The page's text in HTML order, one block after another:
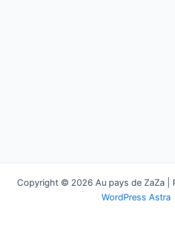
Copyright © 2026 Au pays de ZaZa |
WordPress Astra